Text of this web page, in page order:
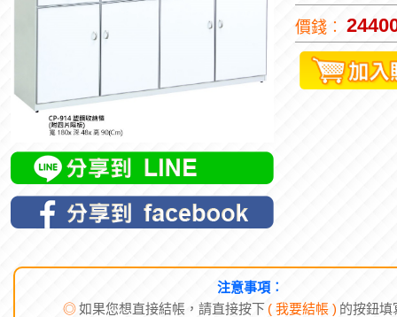
價錢︰
注意事項︰
◎如果您想直接結帳，請直接按下 ( 我要結帳 ) 的按鈕填